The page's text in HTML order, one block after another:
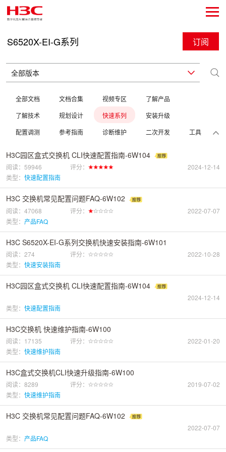
S6520X-EI-G系列 订阅
全部文档 文档合集 视频专区
了解产品
了解技术
规划设计 快速系列
安装升级
配置调测
参考指南 诊断维护 二次开发 工具
H3C园区盒式交换机 CLI快速配置指南-6W104
阅读：59946 评分：
2024-12-14
类型： 快速配置指南
H3C 交换机常见配置问题FAQ-6W102
阅读：47068 评分：
2022-07-07
类型： 产品FAQ
H3C S6520X-EI-G系列交换机快速安装指南-6W101
阅读：274 评分：
2022-10-28
类型： 快速安装指南
H3C园区盒式交换机 CLI快速配置指南-6W104
2024-12-14
类型： 快速配置指南
H3C交换机 快速维护指南-6W100
阅读：17135 评分：
2022-01-20
类型： 快速维护指南
H3C盒式交换机CLI快速升级指南-6W100
阅读：8289 评分：
2019-07-02
类型： 快速维护指南
H3C 交换机常见配置问题FAQ-6W102
2022-07-07
类型： 产品FAQ